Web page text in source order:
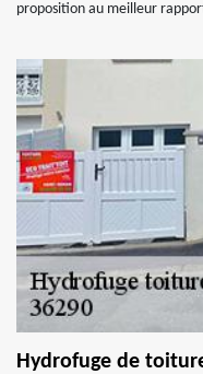
proposition au meilleur
Hydrofuge de